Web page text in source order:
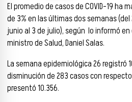
El promedio de casos de COVID-19 ha
de 3% en las últimas dos semanas
junio al 3 de julio), según lo informó
ministro de Salud, Daniel Salas.
La semana epidemiológica 26 registró
disminución de 283 casos con
presentó 10.356.